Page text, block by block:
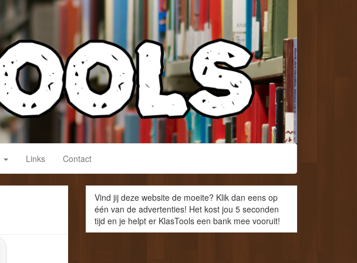
Links Contact
Vind jij deze website de moeite? Klik dan eens op
één van de advertenties! Het kost jou 5 seconden
tijd en je helpt er KlasTools een bank mee vooruit!